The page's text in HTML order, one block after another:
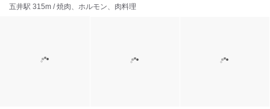
五井駅 315m / 焼肉、ホルモン、肉料理